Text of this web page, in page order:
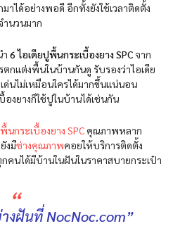
ได้อย่างพอดี อีกทั้งยังใช้เวลาติดตั้ง
นวนมาก
6 ไอเดียปูพื้นกระเบื้องยาง SPC จาก
ตกแต่งพื้นในบ้านกันดู รับรองว่าไอเดีย
นไม่เหมือนใครได้มากขึ้นแน่นอน
องยางก็ใช้ปูในบ้านได้เช่นกัน
พื้นกระเบื้องยาง SPC คุณภาพหลาก
งมีช่างคุณภาพคอยให้บริการติดตั้ง
นได้มีบ้านในฝันในราคาสบายกระเป๋า
“
งฝันที่ NocNoc.com”